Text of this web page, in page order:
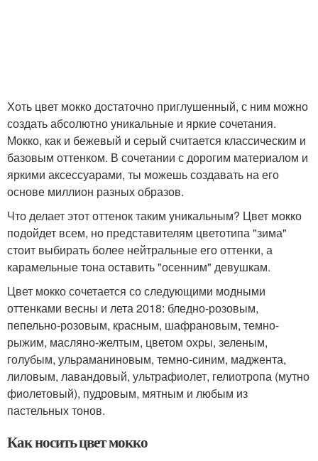
Хоть цвет мокко достаточно приглушенный, с ним можно
создать абсолютно уникальные и яркие сочетания.
Мокко, как и бежевый и серый считается классическим и
базовым оттенком. В сочетании с дорогим материалом и
яркими аксессуарами, ты можешь создавать на его
основе миллион разных образов.
Что делает этот оттенок таким уникальным? Цвет мокко
подойдет всем, но представителям цветотипа "зима"
стоит выбирать более нейтральные его оттенки, а
карамельные тона оставить "осенним" девушкам.
Цвет мокко сочетается со следующими модными
оттенками весны и лета 2018: бледно-розовым,
пепельно-розовым, красным, шафрановым, темно-
рыжим, масляно-желтым, цветом охры, зеленым,
голубым, ульраманиновым, темно-синим, маджента,
лиловым, лавандовый, ультрафиолет, гелиотропа (мутно
фиолетовый), пудровым, мятным и любым из
пастельных тонов.
Как носить цвет мокко